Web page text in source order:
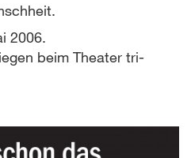
2006.
beim Theater tri-